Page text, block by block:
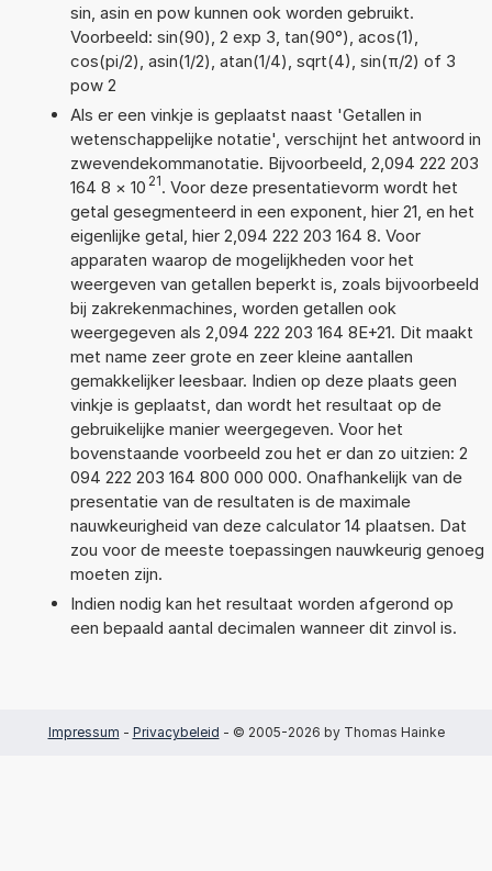
sin, asin en pow kunnen ook worden gebruikt.
Voorbeeld: sin(90), 2 exp 3, tan(90°), acos(1),
cos(pi/2), asin(1/2), atan(1/4), sqrt(4), sin(π/2) of 3
pow 2
Als er een vinkje is geplaatst naast 'Getallen in
wetenschappelijke notatie', verschijnt het antwoord in
zwevendekommanotatie. Bijvoorbeeld, 2,094 222 203
164 8 × 10 21. Voor deze presentatievorm wordt het
getal gesegmenteerd in een exponent, hier 21, en het
eigenlijke getal, hier 2,094 222 203 164 8. Voor
apparaten waarop de mogelijkheden voor het
weergeven van getallen beperkt is, zoals bijvoorbeeld
bij zakrekenmachines, worden getallen ook
weergegeven als 2,094 222 203 164 8E+21. Dit maakt
met name zeer grote en zeer kleine aantallen
gemakkelijker leesbaar. Indien op deze plaats geen
vinkje is geplaatst, dan wordt het resultaat op de
gebruikelijke manier weergegeven. Voor het
bovenstaande voorbeeld zou het er dan zo uitzien: 2
094 222 203 164 800 000 000. Onafhankelijk van de
presentatie van de resultaten is de maximale
nauwkeurigheid van deze calculator 14 plaatsen. Dat
zou voor de meeste toepassingen nauwkeurig genoeg
moeten zijn.
Indien nodig kan het resultaat worden afgerond op
een bepaald aantal decimalen wanneer dit zinvol is.
Impressum - Privacybeleid - © 2005-2026 by Thomas Hainke